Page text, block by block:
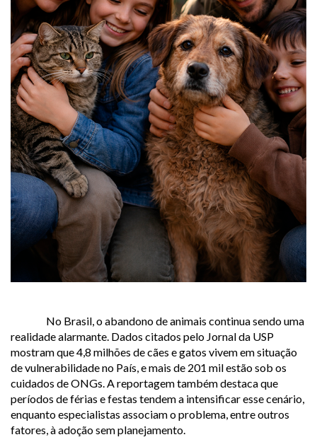
No Brasil, o abandono de animais continua sendo uma
realidade alarmante. Dados citados pelo Jornal da USP
mostram que 4,8 milhões de cães e gatos vivem em situação
de vulnerabilidade no País, e mais de 201 mil estão sob os
cuidados de ONGs. A reportagem também destaca que
períodos de férias e festas tendem a intensificar esse cenário,
enquanto especialistas associam o problema, entre outros
fatores, à adoção sem planejamento.